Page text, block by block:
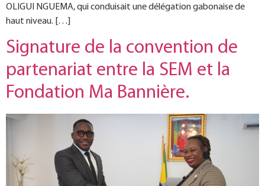
OLIGUI NGUEMA, qui conduisait une délégation gabonaise de
haut niveau. […]
Signature de la convention de
partenariat entre la SEM et la
Fondation Ma Bannière.